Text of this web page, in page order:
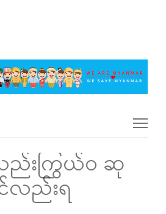
းကြွယ်ဝ ဆု
ည်းရ